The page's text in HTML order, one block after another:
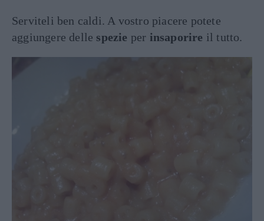
Serviteli ben caldi. A vostro piacere potete
aggiungere delle spezie per insaporire il tutto.